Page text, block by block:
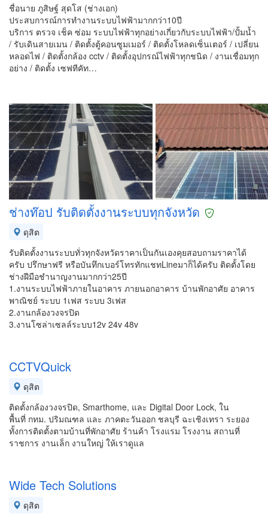
ชื่อนาย ภูสิษฐ์ สุดโส (ช่างเอก)
ประสบการณ์การทำงานระบบไฟฟ้ามากกว่า10ปี
บริการ ตรวจ เช็ค ซ่อม ระบบไฟฟ้าทุกอย่างเกี่ยวกับระบบไฟฟ้า/ปั้มน้ำ
/ รับเดินสายเมน / ติดตั้งตู้คอนซูมเมอร์ / ติดตั้งโหลดเซ็นเตอร์ / เปลี่ยน
หลอดไฟ / ติดตั้งกล้อง cctv / ติดตั้งอุปกรณ์ไฟฟ้าทุกชนิด / งานเชื่อมทุก
อย่าง / ติดตั้ง เซฟทีคัท…
ช่างท๊อป รับติดตั้งงานระบบทุกจังหวัด
ดุสิต
รับติดตั้งงานระบบทั่วทุกจังหวัดราคาเป็นกันเองคุยสอบถามราคาได้
ครับ ปรึกษาฟรี หรือบันทึกเบอร์โทรทักแชทLineมาก็ได้ครับ ติดตั้งโดย
ช่างฝีมือชำนาญงานมากกว่า25ปี
1.งานระบบไฟฟ้าภายในอาคาร ภายนอกอาคาร บ้านพักอาศัย อาคาร
พาณิชย์ ระบบ 1เฟส ระบบ 3เฟส
2.งานกล้องวงจรปิด
3.งานโซล่าเซลล์ระบบ12v 24v 48v
CCTVQuick
ดุสิต
ติดตั้งกล้องวงจรปิด, Smarthome, และ Digital Door Lock, ใน
พื้นที่ กทม. ปริมณฑล และ ภาคตะวันออก ชลบุรี ฉะเชิงเทรา ระยอง
ทั้งการติดตั้งตามบ้านที่พักอาศัย ร้านค้า โรงแรม โรงงาน สถานที่
ราชการ งานเล็ก งานใหญ่ ให้เราดูแล
Wide Tech Solutions
ดุสิต